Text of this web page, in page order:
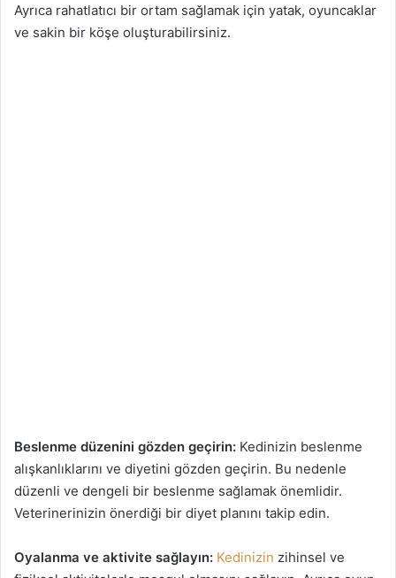
Ayrıca rahatlatıcı bir ortam sağlamak için yatak, oyuncaklar
ve sakin bir köşe oluşturabilirsiniz.
Beslenme düzenini gözden geçirin: Kedinizin beslenme
alışkanlıklarını ve diyetini gözden geçirin. Bu nedenle
düzenli ve dengeli bir beslenme sağlamak önemlidir.
Veterinerinizin önerdiği bir diyet planını takip edin.
Oyalanma ve aktivite sağlayın: Kedinizin zihinsel ve